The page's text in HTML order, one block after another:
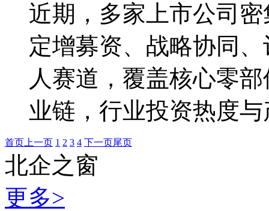
近期，多家上市公司
定增募资、战略协同
人赛道，覆盖核心零
业链，行业投资热度
首页 上一页 1 2 3 4 下一页尾页
北企之窗
更多>